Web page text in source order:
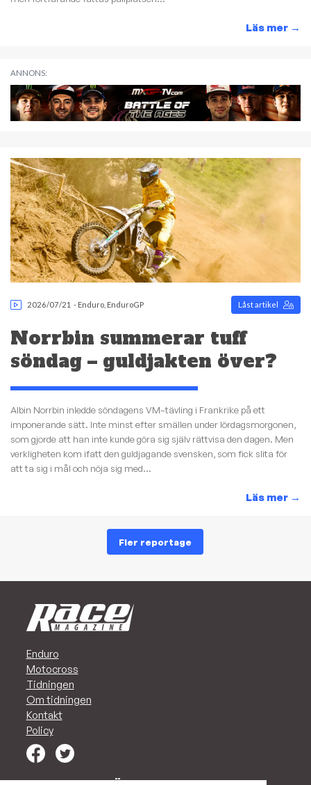
Läs mer →
ANNONS:
2026/07/21 - Enduro EnduroGP Låst artikel
Norrbin summerar tuff
söndag – guldjakten över?
Albin Norrbin inledde söndagens VM–tävling i Frankrike på ett
imponerande sätt. Inte minst efter smällen under lördagsmorgonen,
som gjorde att han inte kunde göra sig själv rättvisa den dagen. Men
verkligheten kom ifatt den guldjagande svensken, som fick slita för
att ta sig i mål och nöja sig med...
Läs mer →
Fler reportage
Enduro
Motocross
Tidningen
Om tidningen
Kontakt
Policy